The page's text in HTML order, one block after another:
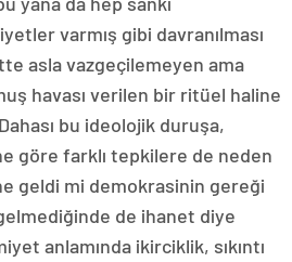
varmış gibi davranılması
asla vazgeçilemeyen ama
havası verilen bir ritüel haline
bu ideolojik duruşa,
göre farklı tepkilere de neden
geldi mi demokrasinin gereği
de ihanet diye
anlamında ikirciklik, sıkıntı